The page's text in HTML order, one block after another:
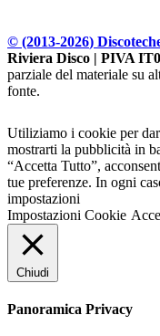
© (2013-2026)
Riviera Disco | PIVA
parziale del materiale su
fonte.
Utiliziamo i cookie per
mostrarti la pubblicità in
“Accetta Tutto”,
tue preferenze. In ogni
impostazioni
Impostazioni Cookie
Chiudi
Panoramica Privacy